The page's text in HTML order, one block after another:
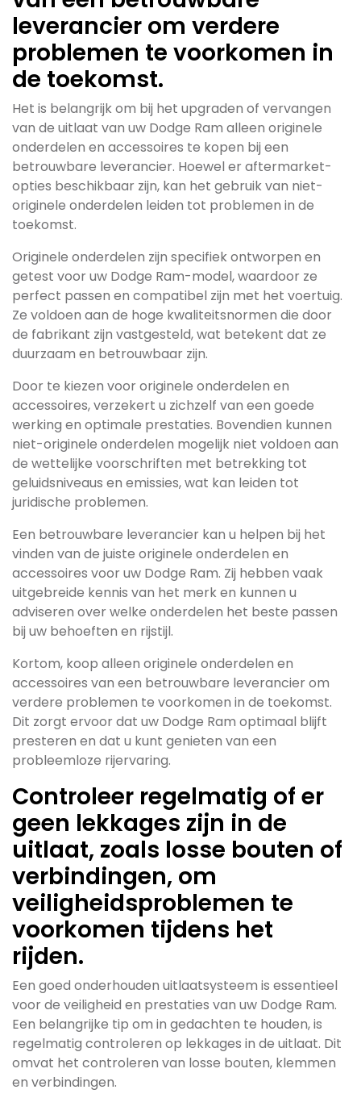
leverancier om verdere
problemen te voorkomen in
de toekomst.
Het is belangrijk om bij het upgraden of vervangen
van de uitlaat van uw Dodge Ram alleen originele
onderdelen en accessoires te kopen bij een
betrouwbare leverancier. Hoewel er aftermarket-
opties beschikbaar zijn, kan het gebruik van niet-
originele onderdelen leiden tot problemen in de
toekomst.
Originele onderdelen zijn specifiek ontworpen en
getest voor uw Dodge Ram-model, waardoor ze
perfect passen en compatibel zijn met het voertuig.
Ze voldoen aan de hoge kwaliteitsnormen die door
de fabrikant zijn vastgesteld, wat betekent dat ze
duurzaam en betrouwbaar zijn.
Door te kiezen voor originele onderdelen en
accessoires, verzekert u zichzelf van een goede
werking en optimale prestaties. Bovendien kunnen
niet-originele onderdelen mogelijk niet voldoen aan
de wettelijke voorschriften met betrekking tot
geluidsniveaus en emissies, wat kan leiden tot
juridische problemen.
Een betrouwbare leverancier kan u helpen bij het
vinden van de juiste originele onderdelen en
accessoires voor uw Dodge Ram. Zij hebben vaak
uitgebreide kennis van het merk en kunnen u
adviseren over welke onderdelen het beste passen
bij uw behoeften en rijstijl.
Kortom, koop alleen originele onderdelen en
accessoires van een betrouwbare leverancier om
verdere problemen te voorkomen in de toekomst.
Dit zorgt ervoor dat uw Dodge Ram optimaal blijft
presteren en dat u kunt genieten van een
probleemloze rijervaring.
Controleer regelmatig of er
geen lekkages zijn in de
uitlaat, zoals losse bouten of
verbindingen, om
veiligheidsproblemen te
voorkomen tijdens het
rijden.
Een goed onderhouden uitlaatsysteem is essentieel
voor de veiligheid en prestaties van uw Dodge Ram.
Een belangrijke tip om in gedachten te houden, is
regelmatig controleren op lekkages in de uitlaat. Dit
omvat het controleren van losse bouten, klemmen
en verbindingen.